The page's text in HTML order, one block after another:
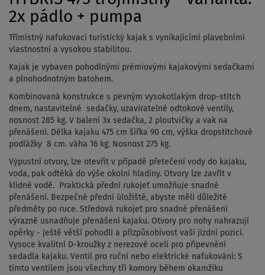
2x pádlo + pumpa
Třímístný nafukovací turistický kajak s vynikajícími plavebními
vlastnostni a vysokou stabilitou.
Kajak je vybaven pohodlnými prémiovými kajakovými sedačkami
a plnohodnotným batohem.
Kombinovaná konstrukce s pevným vysokotlakým drop-stitch
dnem, nastavitelné sedačky, uzavíratelné odtokové ventily,
nosnost 285 kg. V balení 3x sedačka, 2 ploutvičky a vak na
přenášení. Délka kajaku 475 cm šířka 90 cm, výška dropstitchové
podlážky 8 cm. váha 16 kg. Nosnost 275 kg.
Výpustní otvory, lze otevřít v případě přetečení vody do kajaku,
voda, pak odtéká do výše okolní hladiny. Otvory lze zavřít v
klidné vodě. Praktická přední rukojeť umožňuje snadné
přenášení. Bezpečné přední úložiště, abyste měli důležité
předměty po ruce. Středová rukojeť pro snadné přenášení
výrazně usnadňuje přenášení kajaku. Otvory pro nohy nahrazují
opěrky - ještě větší pohodlí a přizpůsobivost vaší jízdní pozici.
Vysoce kvalitní D-kroužky z nerezové oceli pro připevnění
sedadla kajaku. Ventil pro ruční nebo elektrické nafukování: S
tímto ventilem jsou všechny tři komory během okamžiku